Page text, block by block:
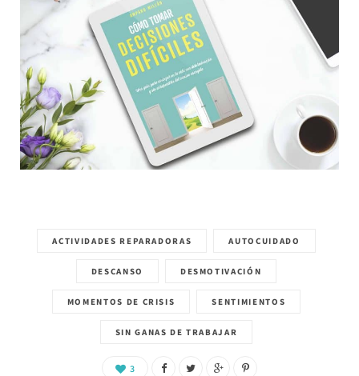
ACTIVIDADES REPARADORAS AUTOCUIDADO
DESCANSO DESMOTIVACIÓN
MOMENTOS DE CRISIS SENTIMIENTOS
SIN GANAS DE TRABAJAR
3